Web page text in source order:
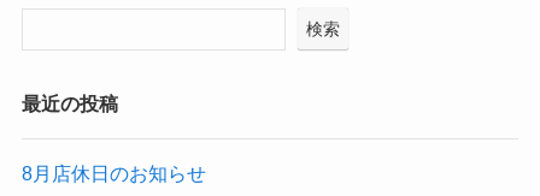
検索
最近の投稿
8月店休日のお知らせ